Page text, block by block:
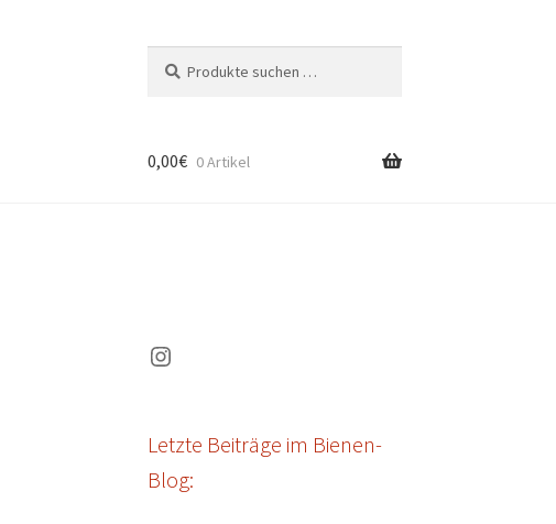
nach:
0,00€ 0 Artikel
Instagram
Letzte Beiträge im Bienen-
Blog: